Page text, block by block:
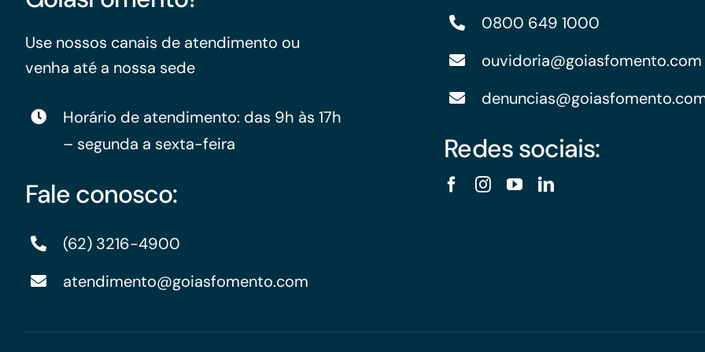
Use nossos canais de atendimento ou
venha até a nossa sede
Horário de atendimento: das 9h às 17h
– segunda a sexta-feira
Fale conosco:
(62) 3216-4900
atendimento@goiasfomento.com
0800 649 1000
ouvidoria@goiasfomento.com
Redes sociais: